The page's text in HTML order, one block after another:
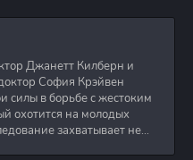
Джанетт Килберн и
София Крэйвен
силы в борьбе с жестоким
охотится на молодых
захватывает не